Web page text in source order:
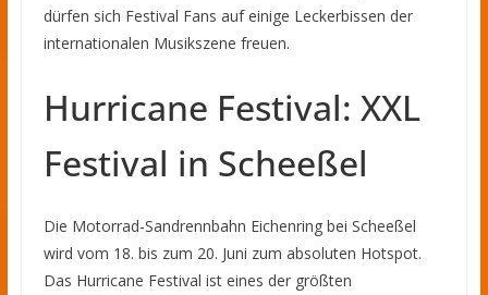
dürfen sich Festival Fans auf einige Leckerbissen der
internationalen Musikszene freuen.
Hurricane Festival: XXL
Festival in Scheeßel
Die Motorrad-Sandrennbahn Eichenring bei Scheeßel
wird vom 18. bis zum 20. Juni zum absoluten Hotspot.
Das Hurricane Festival ist eines der größten